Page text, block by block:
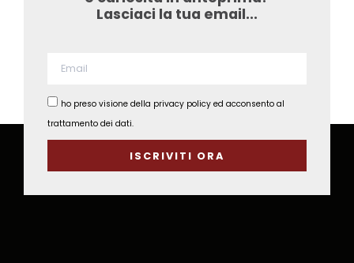
Lasciaci la tua email...​
ho preso visione della privacy policy ed acconsento al
trattamento dei dati.
ISCRIVITI ORA